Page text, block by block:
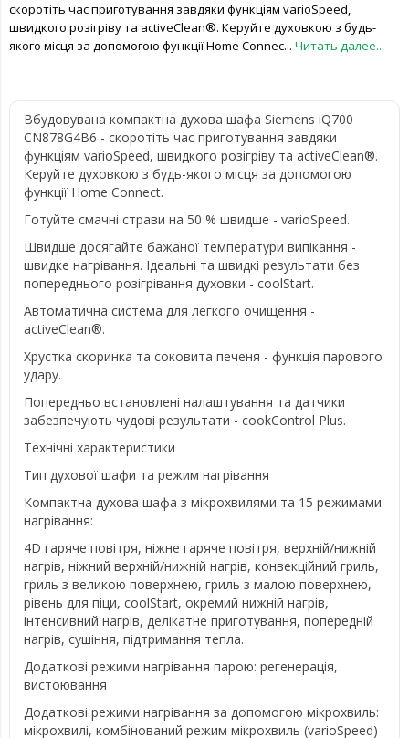
скоротіть час приготування завдяки функціям varioSpeed,
швидкого розігріву та activeClean®. Керуйте духовкою з будь-
якого місця за допомогою функції Home Connec... Читать далее...
Вбудовувана компактна духова шафа Siemens iQ700
CN878G4B6 - скоротіть час приготування завдяки
функціям varioSpeed, швидкого розігріву та activeClean®.
Керуйте духовкою з будь-якого місця за допомогою
функції Home Connect.
Готуйте смачні страви на 50 % швидше - varioSpeed.
Швидше досягайте бажаної температури випікання -
швидке нагрівання. Ідеальні та швидкі результати без
попереднього розігрівання духовки - coolStart.
Автоматична система для легкого очищення -
activeClean®.
Хрустка скоринка та соковита печеня - функція парового
удару.
Попередньо встановлені налаштування та датчики
забезпечують чудові результати - cookControl Plus.
Технічні характеристики
Тип духової шафи та режим нагрівання
Компактна духова шафа з мікрохвилями та 15 режимами
нагрівання:
4D гаряче повітря, ніжне гаряче повітря, верхній/нижній
нагрів, ніжний верхній/нижній нагрів, конвекційний гриль,
гриль з великою поверхнею, гриль з малою поверхнею,
рівень для піци, coolStart, окремий нижній нагрів,
інтенсивний нагрів, делікатне приготування, попередній
нагрів, сушіння, підтримання тепла.
Додаткові режими нагрівання парою: регенерація,
вистоювання
Додаткові режими нагрівання за допомогою мікрохвиль:
мікрохвилі, комбінований режим мікрохвиль (varioSpeed)